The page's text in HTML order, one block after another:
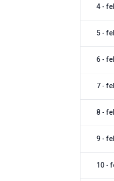
4-
5-
6-
7-
8-
9-
10-